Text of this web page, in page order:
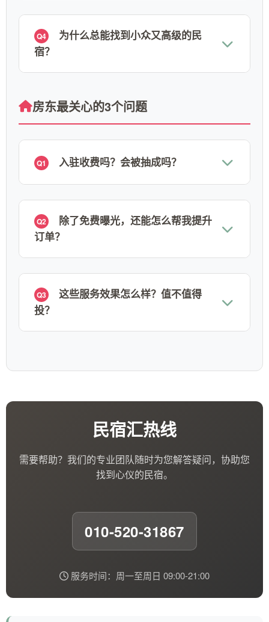
Q4
为什么总能找到小众又高级的民
宿？
房东最关心的3个问题
Q1 入驻收费吗？会被抽成吗？
Q2
除了免费曝光，还能怎么帮我提升
订单？
Q3
这些服务效果怎么样？值不值得
投？
民宿汇热线
需要帮助？我们的专业团队随时为您解答疑问，协助您
找到心仪的民宿。
010-520-31867
服务时间：周一至周日 09:00-21:00